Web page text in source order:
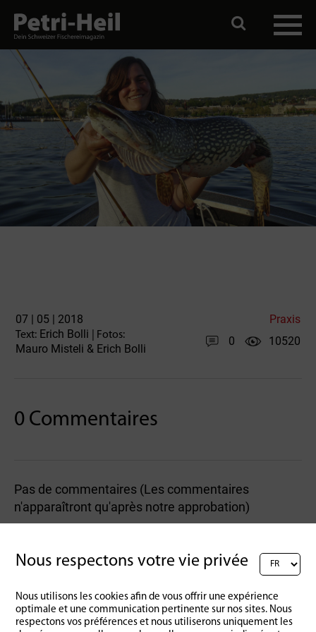
07 | 05 | 2018 Praxis
Text: Erich Bolli | Fotos:
Mauro Misteli & Erich Bolli
0 10520
0 Commentaires
Pas de commentaires (Les commentaires
n'apparaîtront qu'après notre approbation)
Rédigez un commentaire :
Nous respectons votre vie privée
Nous utilisons les cookies afin de vous offrir une expérience
optimale et une communication pertinente sur nos sites. Nous
respectons vos préférences et nous utiliserons uniquement les